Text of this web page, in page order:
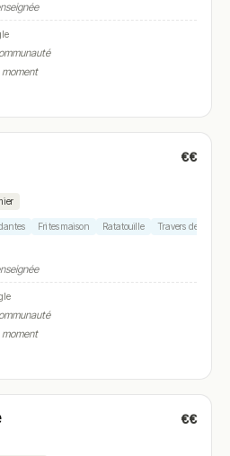
€€
Frites maison Ratatouille Travers de porc
€€